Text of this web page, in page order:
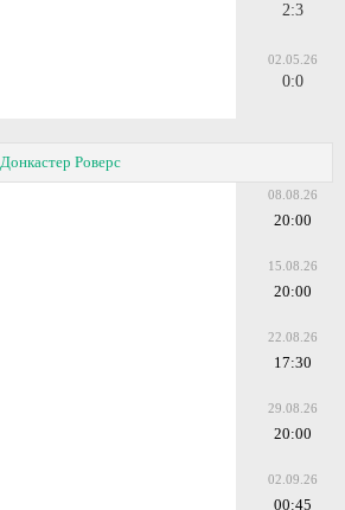
2:3
02.05.26
0:0
Донкастер Роверс
08.08.26
20:00
15.08.26
20:00
22.08.26
17:30
29.08.26
20:00
02.09.26
00:45